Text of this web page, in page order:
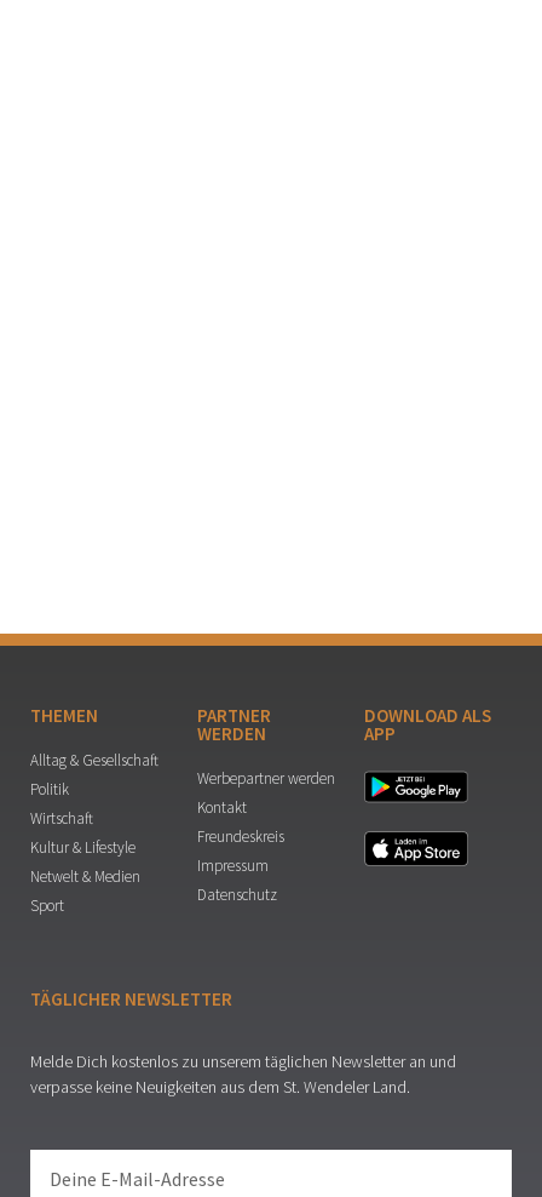
THEMEN
Alltag & Gesellschaft
Politik
Wirtschaft
Kultur & Lifestyle
Netwelt & Medien
Sport
PARTNER
WERDEN
Werbepartner werden
Kontakt
Freundeskreis
Impressum
Datenschutz
DOWNLOAD ALS
APP
TÄGLICHER NEWSLETTER
Melde Dich kostenlos zu unserem täglichen Newsletter an und
verpasse keine Neuigkeiten aus dem St. Wendeler Land.